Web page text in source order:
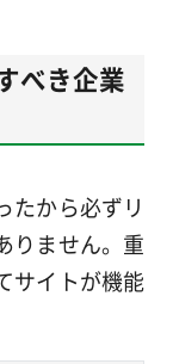
べき企業
たから必ずリ
りません。重
サイトが機能